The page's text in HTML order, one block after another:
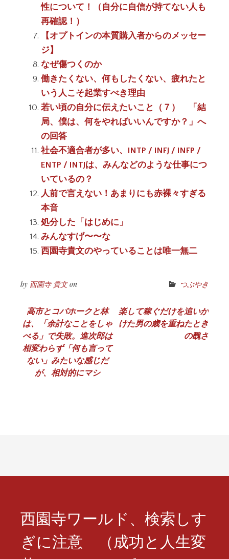
性について！（自分に自信が持てない人も
再確認！）
【オプトインの本質購入者からのメッセー
ジ】
なぜ傷つくのか
働きたくない、何もしたくない、疲れたと
いう人こそ起業すべき理由
若い頃の自分に伝えたいこと（７） 「結
局、僕は、何をやればいいんですか？」へ
の回答
社会不適合者が多い、INTP / INFJ / INFP /
ENTP / INTJは、みんなどのような仕事につ
いているの？
人前で言えない！あまりにも赤裸々すぎる
本音
処分した「はじめに」
みんなすげ〜〜な
西園寺貴文のやっていることは唯一無二
by 西園寺 貴文on つぶやき
投
稿
ナ
ビ
高市とコバホークと林
は、「余計なことをしゃ
べる」で失敗。進次郎は
相変わらず「何も言って
ない」みたいな感じだ
が、相対的にマシ
楽して稼ぐだけを追いか
けた男の歳を重ねたとき
の醜さ
西園寺ワールド、検索しす
ぎに注意 （成功と人生変